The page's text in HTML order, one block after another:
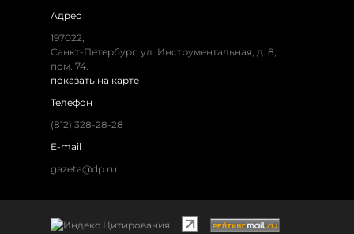
Адрес
197022,
Санкт-Петербург, ул. Инструментальная, д. 8,
пом. 74.
показать на карте
Телефон
(812) 328-28-28
E-mail
gazeta@dp.ru